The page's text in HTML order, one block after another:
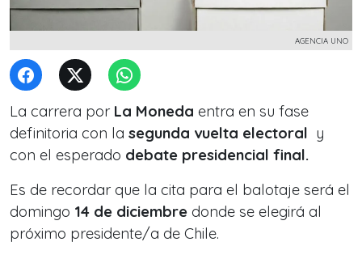
AGENCIA UNO
La carrera por La Moneda entra en su fase
definitoria con la segunda vuelta electoral y
con el esperado debate presidencial final.
Es de recordar que la cita para el balotaje será el
domingo 14 de diciembre donde se elegirá al
próximo presidente/a de Chile.